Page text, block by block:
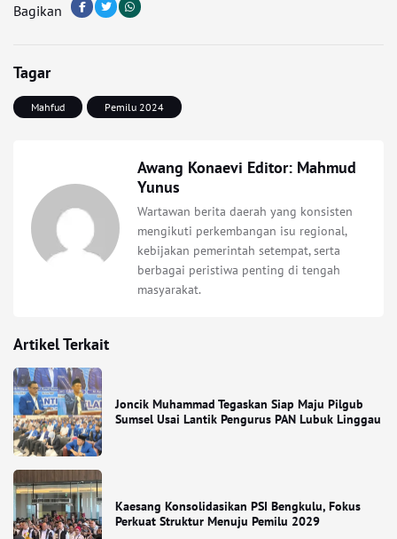
Bagikan
Tagar
Mahfud Pemilu 2024
Awang Konaevi Editor: Mahmud
Yunus
Wartawan berita daerah yang konsisten
mengikuti perkembangan isu regional,
kebijakan pemerintah setempat, serta
berbagai peristiwa penting di tengah
masyarakat.
Artikel Terkait
Joncik Muhammad Tegaskan Siap Maju Pilgub
Sumsel Usai Lantik Pengurus PAN Lubuk Linggau
Kaesang Konsolidasikan PSI Bengkulu, Fokus
Perkuat Struktur Menuju Pemilu 2029